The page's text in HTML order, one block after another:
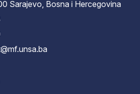
Sarajevo, Bosna i Hercegovina